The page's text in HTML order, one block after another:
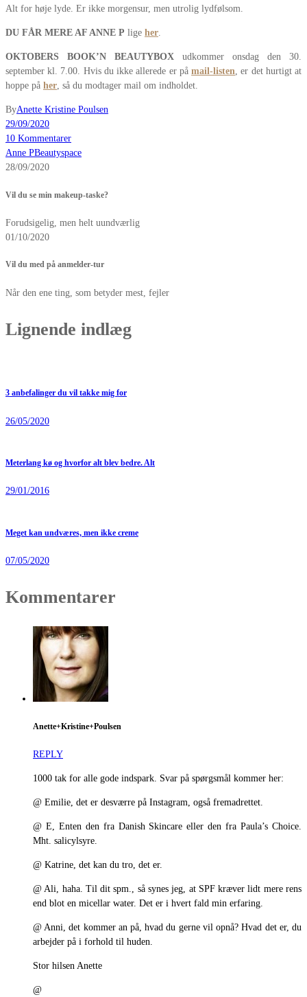
Alt for høje lyde. Er ikke morgensur, men utrolig lydfølsom.
DU FÅR MERE AF ANNE P lige her.
OKTOBERS BOOK’N BEAUTYBOX udkommer onsdag den 30.
september kl. 7.00. Hvis du ikke allerede er påmail-listen, er det hurtigt at
hoppe på her, så du modtager mail om indholdet.
ByAnette Kristine Poulsen
29/09/2020
10 Kommentarer
Anne PBeautyspace
28/09/2020
Vil du se min makeup-taske?
Forudsigelig, men helt uundværlig
01/10/2020
Vil du med på anmelder-tur
Når den ene ting, som betyder mest, fejler
Lignende indlæg
3 anbefalinger du vil takke mig for
26/05/2020
Meterlang kø og hvorfor alt blev bedre. Alt
29/01/2016
Meget kan undværes, men ikke creme
07/05/2020
Kommentarer
Anette+Kristine+Poulsen
REPLY
1000 tak for alle gode indspark. Svar på spørgsmål kommer her:
@ Emilie, det er desværre på Instagram, også fremadrettet.
@ E, Enten den fra Danish Skincare eller den fra Paula’s Choice.
Mht. salicylsyre.
@ Katrine, det kan du tro, det er.
@ Ali, haha. Til dit spm., så synes jeg, at SPF kræver lidt mere rens
end blot en micellar water. Det er i hvert fald min erfaring.
@ Anni, det kommer an på, hvad du gerne vil opnå? Hvad det er, du
arbejder på i forhold til huden.
Stor hilsen Anette
@